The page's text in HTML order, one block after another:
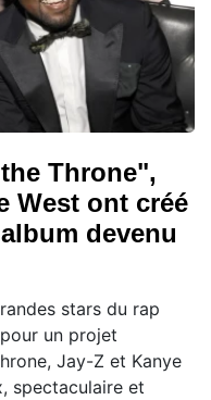
Throne",
West ont créé
devenu
stars du rap
un projet
Jay-Z et Kanye
spectaculaire et